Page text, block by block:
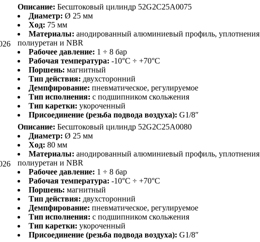
Описание: Бесштоковый цилиндр 52G2C25A0075
Диаметр: Ø 25 мм
Ход: 75 мм
Материалы: анодированный алюминиевый профиль, уплотнения
полиуретан и NBR
Рабочее давление: 1 ÷ 8 бар
Рабочая температура: -10°C ÷ +70°C
Поршень: магнитный
Тип действия: двухсторонний
Демпфирование: пневматическое, регулируемое
Тип исполнения: с подшипником скольжения
Тип каретки: укороченный
Присоединение (резьба подвода воздуха): G1/8″
Описание: Бесштоковый цилиндр 52G2C25A0080
Диаметр: Ø 25 мм
Ход: 80 мм
Материалы: анодированный алюминиевый профиль, уплотнения
полиуретан и NBR
Рабочее давление: 1 ÷ 8 бар
Рабочая температура: -10°C ÷ +70°C
Поршень: магнитный
Тип действия: двухсторонний
Демпфирование: пневматическое, регулируемое
Тип исполнения: с подшипником скольжения
Тип каретки: укороченный
Присоединение (резьба подвода воздуха): G1/8″